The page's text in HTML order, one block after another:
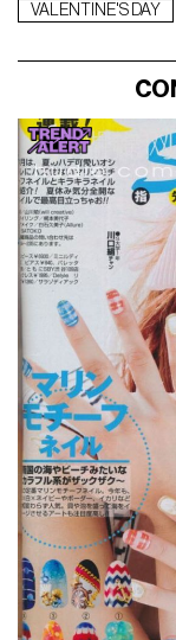
VALENTINE'S DAY